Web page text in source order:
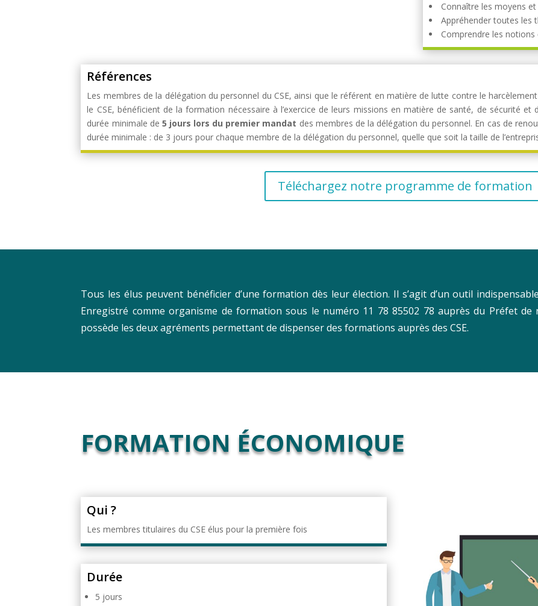
Connaître les moyens et
Appréhender toutes les
Comprendre les
Références
Les membres de la délégation du personnel du CSE, ainsi que le référent en matière de lutte contre le
le CSE, bénéficient de la formation nécessaire à l’exercice de leurs missions en matière de santé, de sécurité
durée minimale de 5 jours lors du premier mandat des membres de la délégation du personnel. En cas de
durée minimale : de 3 jours pour chaque membre de la délégation du personnel, quelle que soit la taille de
Téléchargez notre programme de formation
Tous les élus peuvent bénéficier d’une formation dès leur élection. Il s’agit d’un outil
Enregistré comme organisme de formation sous le numéro 11 78 85502 78 auprès du Préfet de
possède les deux agréments permettant de dispenser des formations auprès des CSE.
FORMATION ÉCONOMIQUE
Qui ?
Les membres titulaires du CSE élus pour la première fois
Durée
5 jours